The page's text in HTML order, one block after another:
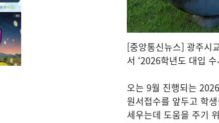
[중앙통신뉴스] 광주시
서 ‘2026학년도 대입
오는 9월 진행되는
원서접수를 앞두고 학
세우는데 도움을 주기